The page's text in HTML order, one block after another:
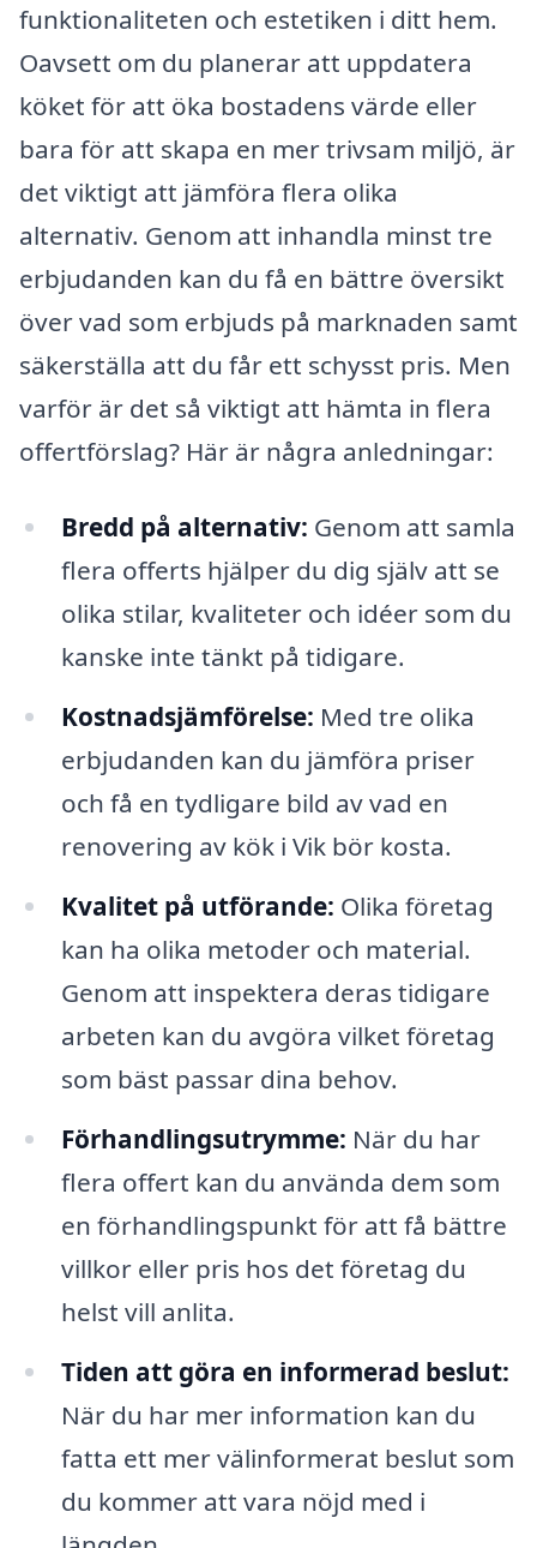
funktionaliteten och estetiken i ditt hem.
Oavsett om du planerar att uppdatera
köket för att öka bostadens värde eller
bara för att skapa en mer trivsam miljö, är
det viktigt att jämföra flera olika
alternativ. Genom att inhandla minst tre
erbjudanden kan du få en bättre översikt
över vad som erbjuds på marknaden samt
säkerställa att du får ett schysst pris. Men
varför är det så viktigt att hämta in flera
offertförslag? Här är några anledningar:
Bredd på alternativ: Genom att samla
flera offerts hjälper du dig själv att se
olika stilar, kvaliteter och idéer som du
kanske inte tänkt på tidigare.
Kostnadsjämförelse: Med tre olika
erbjudanden kan du jämföra priser
och få en tydligare bild av vad en
renovering av kök i Vik bör kosta.
Kvalitet på utförande: Olika företag
kan ha olika metoder och material.
Genom att inspektera deras tidigare
arbeten kan du avgöra vilket företag
som bäst passar dina behov.
Förhandlingsutrymme: När du har
flera offert kan du använda dem som
en förhandlingspunkt för att få bättre
villkor eller pris hos det företag du
helst vill anlita.
Tiden att göra en informerad beslut:
När du har mer information kan du
fatta ett mer välinformerat beslut som
du kommer att vara nöjd med i